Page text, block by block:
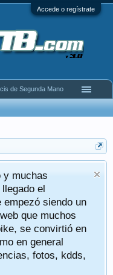
Accede o regístrate
y muchas
el
empezó siendo un
que muchos
se convirtió en
en general
fotos, kdds,
de Segunda Mano